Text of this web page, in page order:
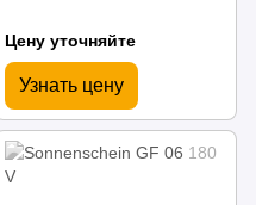
Цену уточняйте
Узнать цену